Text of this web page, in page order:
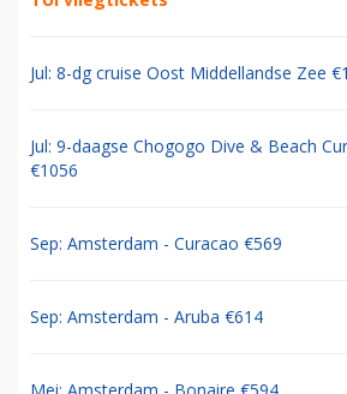
Jul: 8-dg cruise Oost Middellandse Zee
Jul: 9-daagse Chogogo Dive & Beach
€1056
Sep: Amsterdam - Curacao €569
Sep: Amsterdam - Aruba €614